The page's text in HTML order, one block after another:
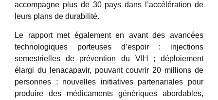
accompagne plus de 30 pays dans l’accélération de
leurs plans de durabilité.
Le rapport met également en avant des avancées
technologiques porteuses d’espoir : injections
semestrielles de prévention du VIH ; déploiement
élargi du lenacapavir, pouvant couvrir 20 millions de
personnes ; nouvelles initiatives partenariales pour
produire des médicaments génériques abordables,